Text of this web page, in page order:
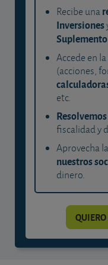
Recibe una
Inversiones
Accede en
(acciones,
etc.
fiscalidad y
Aprovecha
nuestros
dinero.
QUIERO